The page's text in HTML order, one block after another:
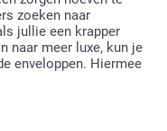
zoeken naar
jullie een krapper
naar meer luxe, kun je
enveloppen. Hiermee